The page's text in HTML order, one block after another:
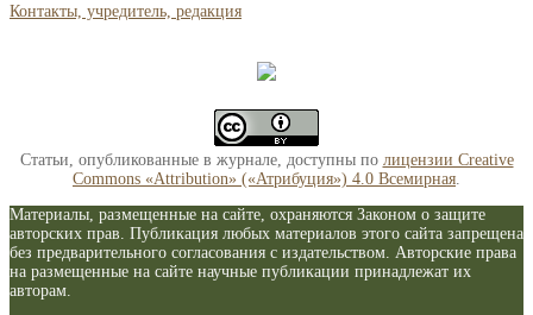
Контакты, учредитель, редакция
Статьи, опубликованные в журнале, доступны по лицензии Creative
Commons «Attribution» («Атрибуция») 4.0 Всемирная
Материалы, размещенные на сайте, охраняются Законом о защите
авторских прав. Публикация любых материалов этого сайта запрещена
без предварительного согласования с издательством. Авторские права
на размещенные на сайте научные публикации принадлежат их
авторам.